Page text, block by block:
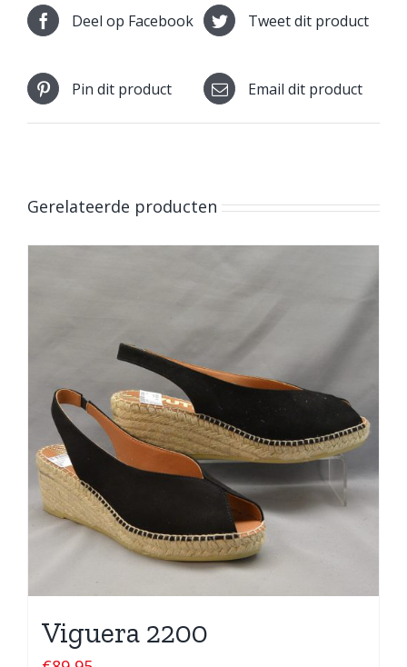
Deel op Facebook Tweet dit product
Pin dit product Email dit product
Gerelateerde producten
Viguera 2200